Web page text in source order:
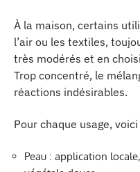
À la maison, certains
l’air ou les textiles,
très modérés et en
Trop concentré, le
réactions indésirables.
Pour chaque usage,
Peau : application